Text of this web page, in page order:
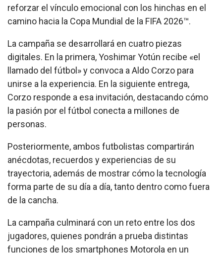
reforzar el vínculo emocional con los hinchas en el
camino hacia la Copa Mundial de la FIFA 2026™.
La campaña se desarrollará en cuatro piezas
digitales. En la primera, Yoshimar Yotún recibe «el
llamado del fútbol» y convoca a Aldo Corzo para
unirse a la experiencia. En la siguiente entrega,
Corzo responde a esa invitación, destacando cómo
la pasión por el fútbol conecta a millones de
personas.
Posteriormente, ambos futbolistas compartirán
anécdotas, recuerdos y experiencias de su
trayectoria, además de mostrar cómo la tecnología
forma parte de su día a día, tanto dentro como fuera
de la cancha.
La campaña culminará con un reto entre los dos
jugadores, quienes pondrán a prueba distintas
funciones de los smartphones Motorola en un